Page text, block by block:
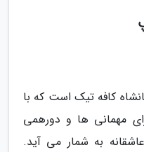
کافه تیک است که با
مهمانی ها و دورهمی
به شمار می آید.